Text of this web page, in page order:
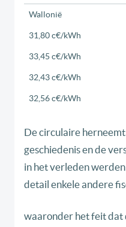
Wallonië
31,80 c€/kWh
33,45 c€/kWh
32,43 c€/kWh
32,56 c€/kWh
De circulaire
geschiedenis en de
in het verleden
detail enkele andere
waaronder het feit dat